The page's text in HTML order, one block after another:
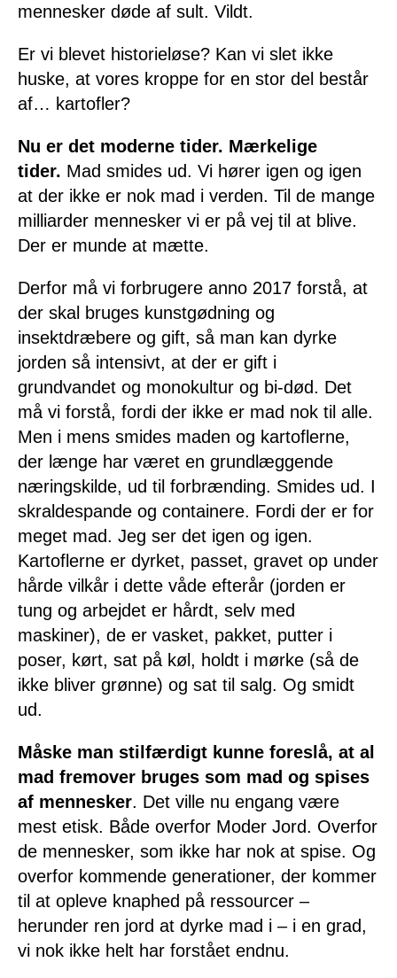
mennesker døde af sult. Vildt.
Er vi blevet historieløse? Kan vi slet ikke
huske, at vores kroppe for en stor del består
af… kartofler?
Nu er det moderne tider. Mærkelige
tider. Mad smides ud. Vi hører igen og igen
at der ikke er nok mad i verden. Til de mange
milliarder mennesker vi er på vej til at blive.
Der er munde at mætte.
Derfor må vi forbrugere anno 2017 forstå, at
der skal bruges kunstgødning og
insektdræbere og gift, så man kan dyrke
jorden så intensivt, at der er gift i
grundvandet og monokultur og bi-død. Det
må vi forstå, fordi der ikke er mad nok til alle.
Men i mens smides maden og kartoflerne,
der længe har været en grundlæggende
næringskilde, ud til forbrænding. Smides ud. I
skraldespande og containere. Fordi der er for
meget mad. Jeg ser det igen og igen.
Kartoflerne er dyrket, passet, gravet op under
hårde vilkår i dette våde efterår (jorden er
tung og arbejdet er hårdt, selv med
maskiner), de er vasket, pakket, putter i
poser, kørt, sat på køl, holdt i mørke (så de
ikke bliver grønne) og sat til salg. Og smidt
ud.
Måske man stilfærdigt kunne foreslå, at al
mad fremover bruges som mad og spises
af mennesker. Det ville nu engang være
mest etisk. Både overfor Moder Jord. Overfor
de mennesker, som ikke har nok at spise. Og
overfor kommende generationer, der kommer
til at opleve knaphed på ressourcer –
herunder ren jord at dyrke mad i – i en grad,
vi nok ikke helt har forstået endnu.